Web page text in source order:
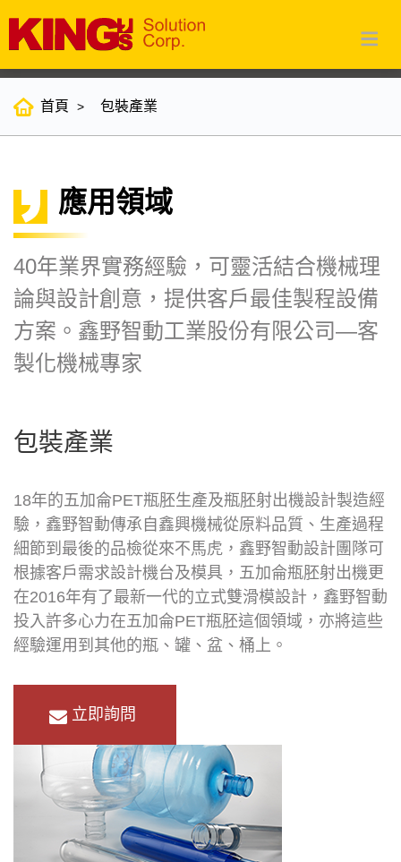
首頁 包裝產業
應用領域
40年業界實務經驗，可靈活結合機械理
論與設計創意，提供客戶最佳製程設備
方案。鑫野智動工業股份有限公司—客
製化機械專家
包裝產業
18年的五加侖PET瓶胚生產及瓶胚射出機設計製造經
驗，鑫野智動傳承自鑫興機械從原料品質、生產過程
細節到最後的品檢從來不馬虎，鑫野智動設計團隊可
根據客戶需求設計機台及模具，五加侖瓶胚射出機更
在2016年有了最新一代的立式雙滑模設計，鑫野智動
投入許多心力在五加侖PET瓶胚這個領域，亦將這些
經驗運用到其他的瓶、罐、盆、桶上。
立即詢問